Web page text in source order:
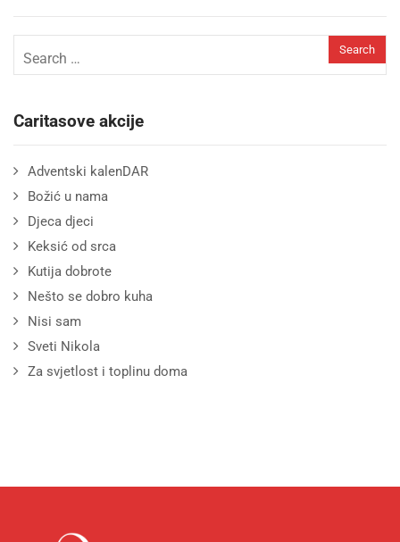
Caritasove akcije
Adventski kalenDAR
Božić u nama
Djeca djeci
Keksić od srca
Kutija dobrote
Nešto se dobro kuha
Nisi sam
Sveti Nikola
Za svjetlost i toplinu doma